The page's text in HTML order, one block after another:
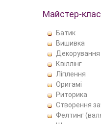
Майстер-
Батик
Вишивка
Декорування
Квіллінг
Ліплення
Оригамі
Риторика
Створення
Фелтинг